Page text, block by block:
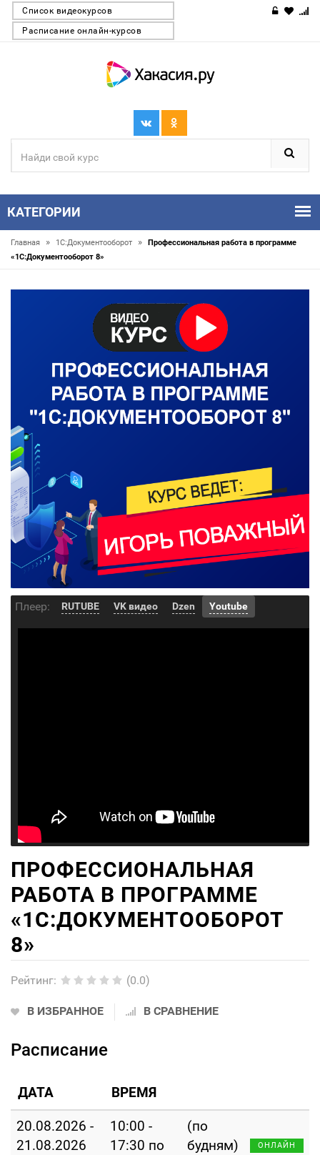
Список видеокурсов
Расписание онлайн-курсов
КАТЕГОРИИ
Главная » 1С:Документооборот »
Профессиональная работа в программе
«1С:Документооборот 8»
Плеер: RUTUBE VK видео Dzen Youtube
ПРОФЕССИОНАЛЬНАЯ
РАБОТА В ПРОГРАММЕ
«1С:ДОКУМЕНТООБОРОТ
8»
Рейтинг: (0.0)
В ИЗБРАННОЕ В СРАВНЕНИЕ
Расписание
ДАТА ВРЕМЯ
20.08.2026 -
21.08.2026
10:00 -
17:30 по
(по
будням)
ОНЛАЙН